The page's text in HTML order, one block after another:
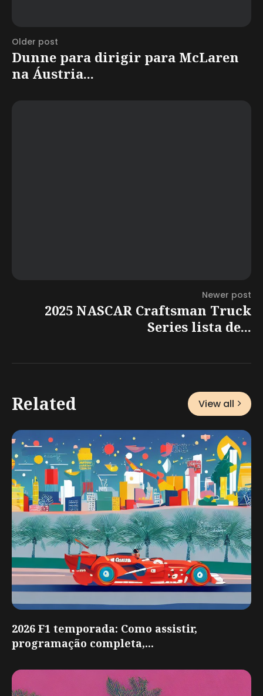
Older post
Dunne para dirigir para McLaren
na Áustria...
Newer post
2025 NASCAR Craftsman Truck
Series lista de...
Related View all
2026 F1 temporada: Como assistir,
programação completa,...